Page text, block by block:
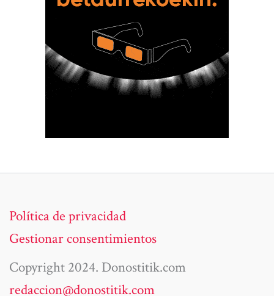
Política de privacidad
Gestionar consentimientos
Copyright 2024. Donostitik.com
redaccion@donostitik.com